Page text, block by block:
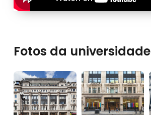
Fotos da universidade